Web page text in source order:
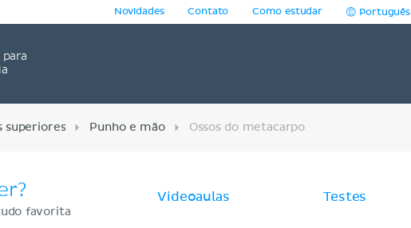
para
Novidades Contato Como estudar Português
superiores Punho e mão Ossos do metacarpo
favorita
Videoaulas Testes